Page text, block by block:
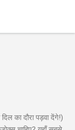
का दौरा पड़वा देंगे!)